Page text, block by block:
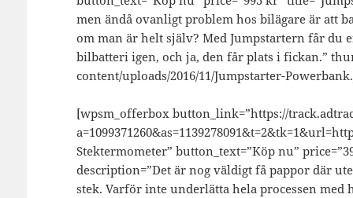
men ändå ovanligt problem hos bilägare är att
om man är helt själv? Med Jumpstartern får
bilbatteri igen, och ja, den får plats i fickan.”
content/uploads/2016/11/Jumpstarter-
[wpsm_offerbox button_link=”https://
Stektermometer” button_text=”Köp nu”
description=”Det är nog väldigt få pappor där
stek. Varför inte underlätta hela processen